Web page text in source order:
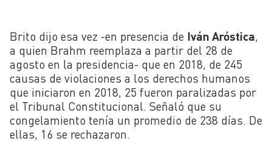
Brito dijo esa vez -en presencia de Iván Aróstica,
a quien Brahm reemplaza a partir del 28 de
agosto en la presidencia- que en 2018, de 245
causas de violaciones a los derechos humanos
que iniciaron en 2018, 25 fueron paralizadas por
el Tribunal Constitucional. Señaló que su
congelamiento tenía un promedio de 238 días. De
ellas, 16 se rechazaron.